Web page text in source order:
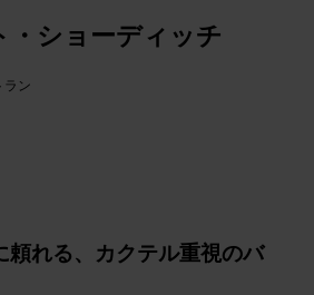
・ショーディッチ
ラン
頼れる、カクテル重視のバ